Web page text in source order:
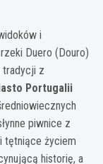
i
Duero (Douro)
tradycji z
Portugalii
piwnice z
tętniące życiem
historię, a